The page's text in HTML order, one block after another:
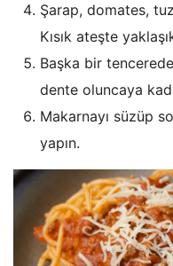
Şarap, domates,
Kısık ateşte
Başka bir
dente oluncaya
Makarnayı süzüp
yapın.